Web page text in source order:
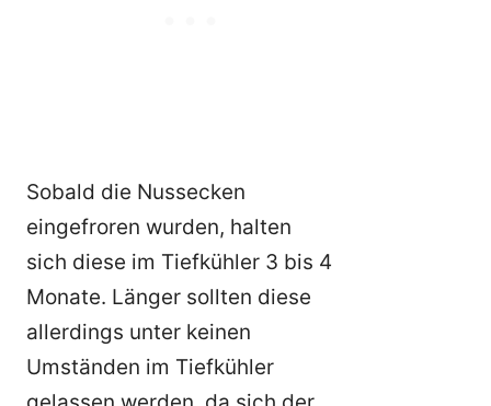
Sobald die Nussecken
eingefroren wurden, halten
sich diese im Tiefkühler 3 bis 4
Monate. Länger sollten diese
allerdings unter keinen
Umständen im Tiefkühler